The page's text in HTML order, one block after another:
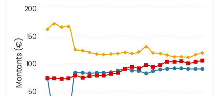
Montants (€)
50
100
150
200